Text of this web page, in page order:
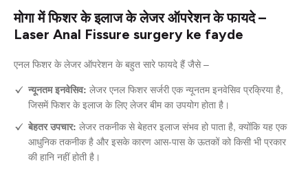
मोगा में फिशर के इलाज के लेजर ऑपरेशन के फायदे –
Laser Anal Fissure surgery ke fayde
एनल फिशर के लेजर ऑपरेशन के बहुत सारे फायदे हैं जैसे –
न्यूनतम इनवेसिव: लेजर एनल फिशर सर्जरी एक न्यूनतम इनवेसिव प्रक्रिया है,
जिसमें फिशर के इलाज के लिए लेजर बीम का उपयोग होता है।
बेहतर उपचार: लेजर तकनीक से बेहतर इलाज संभव हो पाता है, क्योंकि यह एक
आधुनिक तकनीक है और इसके कारण आस-पास के ऊतकों को किसी भी प्रकार
की हानि नहीं होती है।